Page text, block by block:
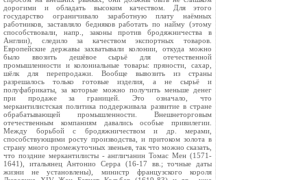
дорогими и обладать высоким качеством. Для этого
государство ограничивало заработную плату наёмных
работников, заставляло бедняков работать по найму (этому
способствовали, напр., законы против бродяжничества в
Англии), следило за качеством экспортных товаров.
Европейские державы захватывали колонии, откуда можно
было ввозить дешёвое сырьё для отечественной
промышленности и колониальные товары: пряности, сахар,
шёлк для перепродажи. Вообще вывозить из страны
разрешалось только готовые изделия, а не сырьё и
полуфабрикаты, за которые можно получить меньше денег
при продаже за границей. Это означало, что
меркантилистская политика поддерживала развитие в стране
обрабатывающей промышленности. Внешнеторговым
отечественным компаниям давались особые привилегии.
Между борьбой с бродяжничеством и др. мерами,
способствующими росту производства, и притоком золота в
страну много промежуточных звеньев, так что можно сказать,
что поздние меркантилисты - англичанин Томас Мен (1571-
1641), итальянец Антонио Серра (16-17 вв.; точные даты
жизни не установлены), министр французского короля